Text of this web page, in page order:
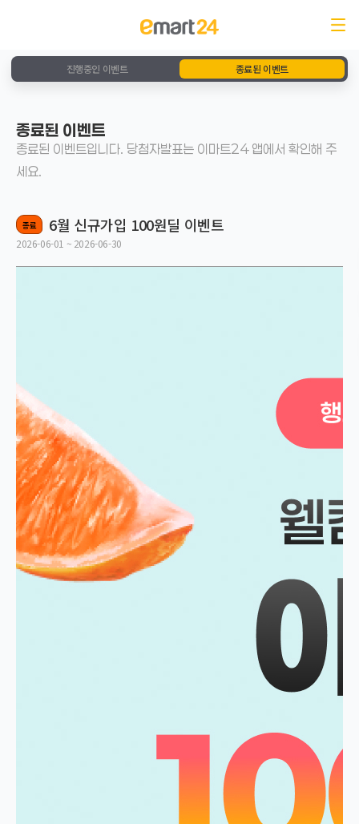
진행중인 이벤트 종료된 이벤트
종료된 이벤트
종료된 이벤트입니다. 당첨자발표는 이마트24 앱에서 확인해 주
세요.
종료 6월 신규가입 100원딜 이벤트
2026-06-01 ~ 2026-06-30